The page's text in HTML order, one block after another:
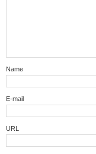
Name
E-mail
URL